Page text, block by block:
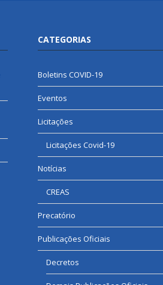
CATEGORIAS
Boletins COVID-19
Eventos
Licitações
Licitações Covid-19
Notícias
CREAS
Precatório
Publicações Oficiais
Decretos